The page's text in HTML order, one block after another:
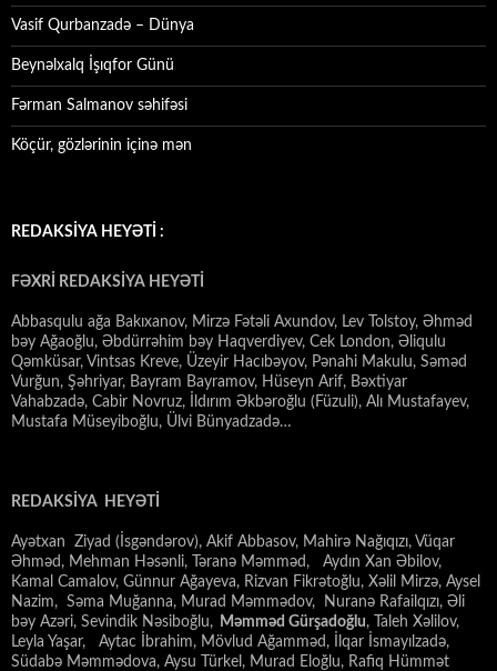
Vasif Qurbanzadə – Dünya
Beynəlxalq İşıqfor Günü
Fərman Salmanov səhifəsi
Köçür, gözlərinin içinə mən
REDAKSİYA HEYƏTİ :
FƏXRİ REDAKSİYA HEYƏTİ
Abbasqulu ağa Bakıxanov, Mirzə Fətəli Axundov, Lev Tolstoy, Əhməd
bəy Ağaoğlu, Əbdürrəhim bəy Haqverdiyev, Cek London, Əliqulu
Qəmküsar, Vintsas Kreve, Üzeyir Hacıbəyov, Pənahi Makulu, Səməd
Vurğun, Şəhriyar, Bayram Bayramov, Hüseyn Arif, Bəxtiyar
Vahabzadə, Cabir Novruz, İldırım Əkbəroğlu (Füzuli), Alı Mustafayev,
Mustafa Müseyiboğlu, Ülvi Bünyadzadə…
REDAKSİYA HEYƏTİ
Ayətxan Ziyad (İsgəndərov), Akif Abbasov, Mahirə Nağıqızı, Vüqar
Əhməd, Mehman Həsənli, Təranə Məmməd, Aydın Xan Əbilov,
Kamal Camalov, Günnur Ağayeva, Rizvan Fikrətoğlu, Xəlil Mirzə, Aysel
Nazim, Səma Muğanna, Murad Məmmədov, Nuranə Rafailqızı, Əli
bəy Azəri, Sevindik Nəsiboğlu, Məmməd Gürşadoğlu, Taleh Xəlilov,
Leyla Yaşar, Aytac İbrahim, Mövlud Ağamməd, İlqar İsmayılzadə,
Südabə Məmmədova, Aysu Türkel, Murad Eloğlu, Rafiq Hümmət